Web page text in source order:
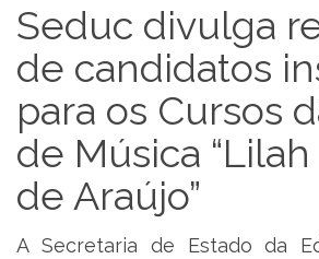
Seduc divulga
de candidatos
para os Cursos
de Música
de Araújo”
A Secretaria de Estado da